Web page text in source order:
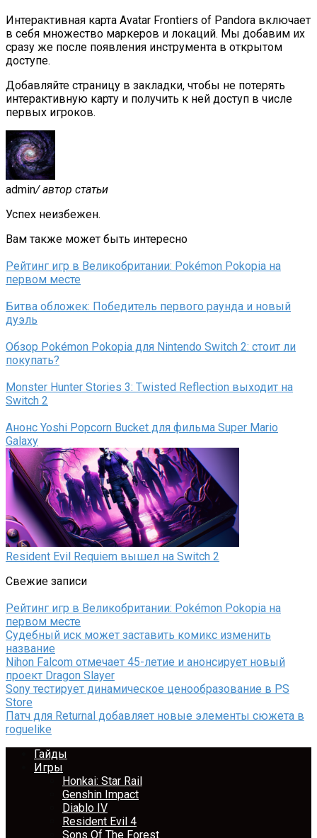
Интерактивная карта Avatar Frontiers of Pandora включает
в себя множество маркеров и локаций. Мы добавим их
сразу же после появления инструмента в открытом
доступе.
Добавляйте страницу в закладки, чтобы не потерять
интерактивную карту и получить к ней доступ в числе
первых игроков.
admin/ автор статьи
Успех неизбежен.
Вам также может быть интересно
Рейтинг игр в Великобритании: Pokémon Pokopia на
первом месте
Битва обложек: Победитель первого раунда и новый
дуэль
Обзор Pokémon Pokopia для Nintendo Switch 2: стоит ли
покупать?
Monster Hunter Stories 3: Twisted Reflection выходит на
Switch 2
Анонс Yoshi Popcorn Bucket для фильма Super Mario
Galaxy
Resident Evil Requiem вышел на Switch 2
Свежие записи
Рейтинг игр в Великобритании: Pokémon Pokopia на
первом месте
Судебный иск может заставить комикс изменить
название
Nihon Falcom отмечает 45-летие и анонсирует новый
проект Dragon Slayer
Sony тестирует динамическое ценообразование в PS
Store
Патч для Returnal добавляет новые элементы сюжета в
roguelike
Гайды
Игры
Honkai: Star Rail
Genshin Impact
Diablo IV
Resident Evil 4
Sons Of The Forest